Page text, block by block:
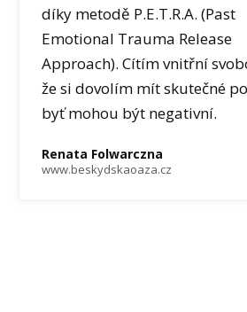
díky metodě P.E.T.R.A. (Past
Emotional Trauma Release
Approach). Cítím vnitřní
že si dovolím mít skutečné
byť mohou být negativní.
Renata Folwarczna
www.beskydskaoaza.cz